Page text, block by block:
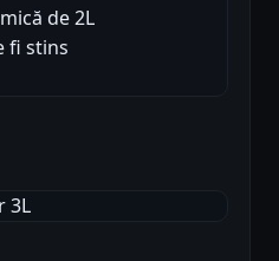
de 2L
fi stins